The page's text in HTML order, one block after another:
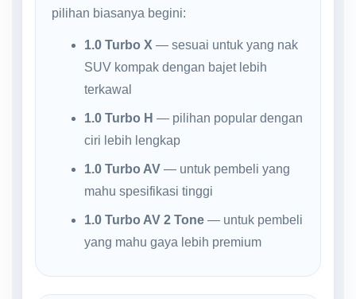
pilihan biasanya begini:
1.0 Turbo X — sesuai untuk yang nak
SUV kompak dengan bajet lebih
terkawal
1.0 Turbo H — pilihan popular dengan
ciri lebih lengkap
1.0 Turbo AV— untuk pembeli yang
mahu spesifikasi tinggi
1.0 Turbo AV 2 Tone— untuk pembeli
yang mahu gaya lebih premium